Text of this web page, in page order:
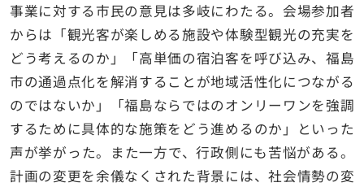
事業に対する市民の意見は多岐にわたる。会場参加者
からは「観光客が楽しめる施設や体験型観光の充実を
どう考えるのか」「高単価の宿泊客を呼び込み、福島
市の通過点化を解消することが地域活性化につながる
のではないか」「福島ならではのオンリーワンを強調
するために具体的な施策をどう進めるのか」といった
声が挙がった。また一方で、行政側にも苦悩がある。
計画の変更を余儀なくされた背景には、社会情勢の変